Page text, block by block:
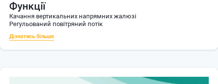
Функції
Качання вертикальних напрямних жалюзі
Регульований повітряний потік
Дізнатись більше